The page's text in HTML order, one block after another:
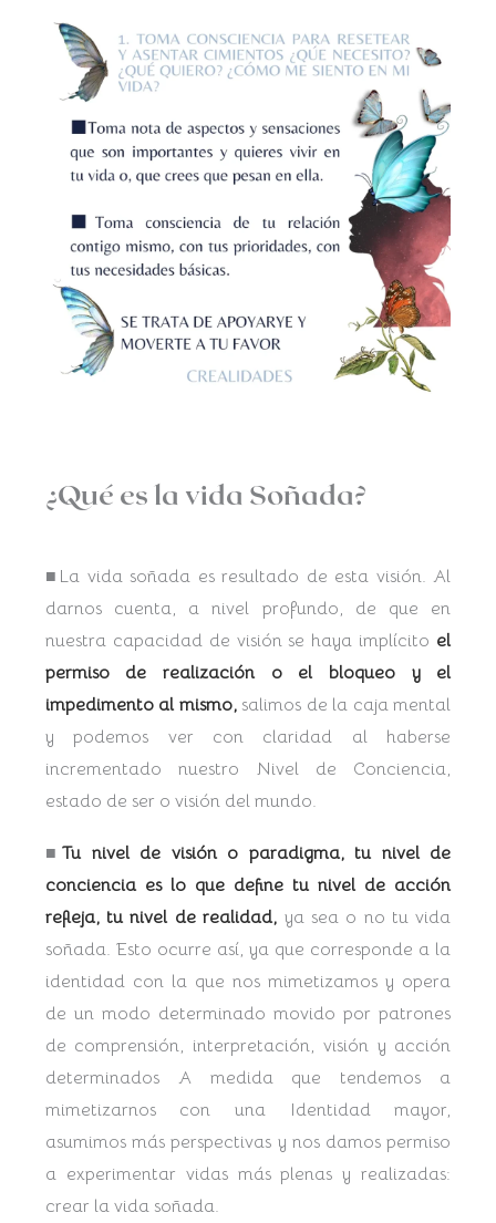
¿Qué es la vida Soñada?
■La vida soñada es resultado de esta visión. Al
darnos cuenta, a nivel profundo, de que en
nuestra capacidad de visión se haya implícito el
permiso de realización
o el bloqueo y el
impedimento al mismo,salimos de la caja mental
y podemos ver con claridad al haberse
incrementado nuestro Nivel de Conciencia,
estado de ser o visión del mundo.
■Tu nivel de visión o paradigma, tu nivel de
conciencia es lo que define tu nivel de acción
refleja, tu nivel de realidad, ya sea o no tu vida
soñada. Esto ocurre así, ya que corresponde a la
identidad con la que nos mimetizamos y opera
de un modo determinado movido por patrones
de comprensión, interpretación, visión y acción
determinados A medida que tendemos a
mimetizarnos con una Identidad mayor,
asumimos más perspectivas y nos damos permiso
a experimentar vidas más plenas y realizadas:
crear la vida soñada.